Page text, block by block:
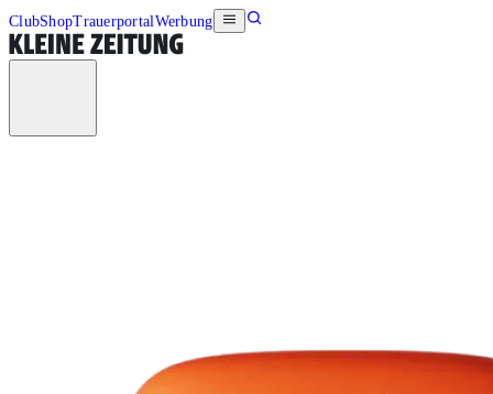
ClubShopTrauerportalWerbung